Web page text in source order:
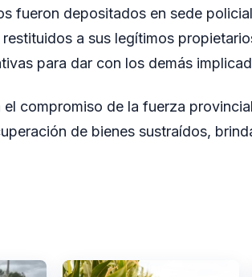
fueron depositados en sede
a sus legítimos
para dar con los demás
compromiso de la fuerza
de bienes sustraídos,